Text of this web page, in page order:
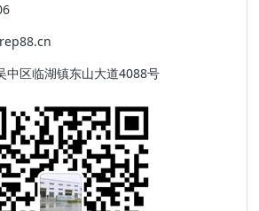
中区临湖镇东山大道4088号